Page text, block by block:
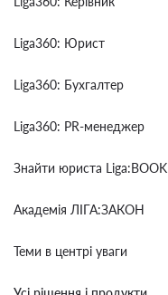
Liga360: Юрист
Liga360: Бухгалтер
Liga360: PR-менеджер
Знайти юриста Liga:BOOK
Академія ЛІГА:ЗАКОН
Теми в центрі уваги